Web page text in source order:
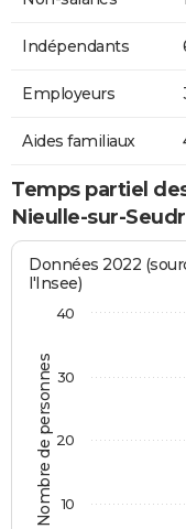
Indépendants
Employeurs
Aides familiaux
Temps partiel
Nieulle-sur-
Nombre de personnes
Données 2022
l'Insee)
10
20
30
40